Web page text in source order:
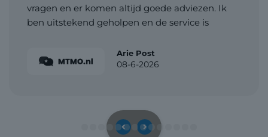
vragen en er komen altijd goede adviezen. Ik
ben uitstekend geholpen en de service is
zeer acceptabel. Zeker een aanrader!
Arie Post
08-6-2026